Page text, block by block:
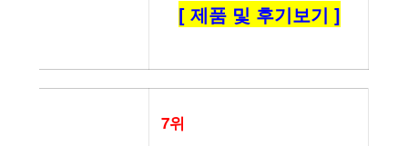
[ 제품 및 후기보기 ]
7위